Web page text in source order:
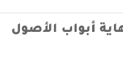
أبواب الأصول